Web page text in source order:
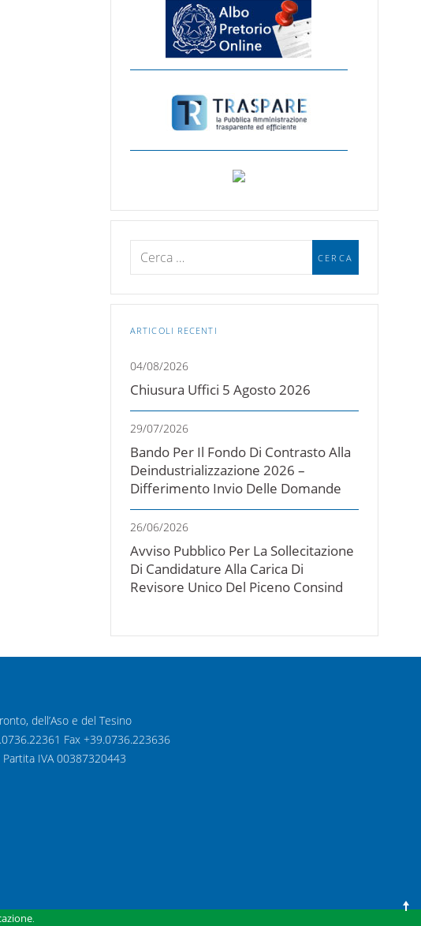
ARTICOLI RECENTI
04/08/2026
Chiusura Uffici 5 Agosto 2026
29/07/2026
Bando Per Il Fondo Di Contrasto Alla
Deindustrializzazione 2026 –
Differimento Invio Delle Domande
26/06/2026
Avviso Pubblico Per La Sollecitazione
Di Candidature Alla Carica Di
Revisore Unico Del Piceno Consind
dell’Aso e del Tesino
Fax +39.0736.223636
IVA 00387320443
.